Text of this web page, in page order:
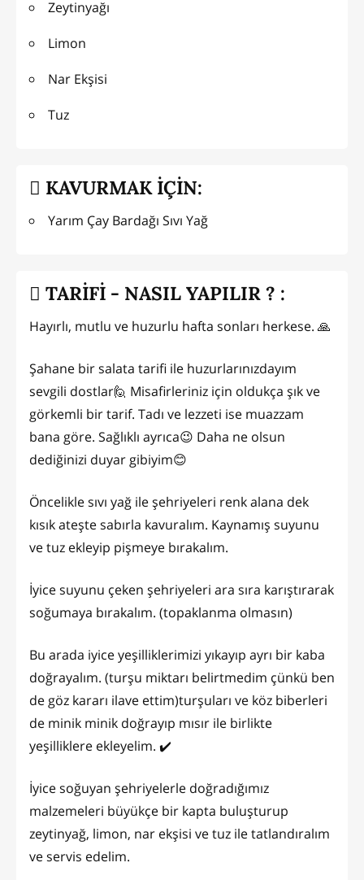
Zeytinyağı
Limon
Nar Ekşisi
Tuz
KAVURMAK İÇİN:
Yarım Çay Bardağı Sıvı Yağ
TARİFİ - NASIL YAPILIR ? :
Hayırlı, mutlu ve huzurlu hafta sonları herkese. 🙏
Şahane bir salata tarifi ile huzurlarınızdayım
sevgili dostlar🙋 Misafirleriniz için oldukça şık ve
görkemli bir tarif. Tadı ve lezzeti ise muazzam
bana göre. Sağlıklı ayrıca😉 Daha ne olsun
dediğinizi duyar gibiyim😊
Öncelikle sıvı yağ ile şehriyeleri renk alana dek
kısık ateşte sabırla kavuralım. Kaynamış suyunu
ve tuz ekleyip pişmeye bırakalım.
İyice suyunu çeken şehriyeleri ara sıra karıştırarak
soğumaya bırakalım. (topaklanma olmasın)
Bu arada iyice yeşilliklerimizi yıkayıp ayrı bir kaba
doğrayalım. (turşu miktarı belirtmedim çünkü ben
de göz kararı ilave ettim)turşuları ve köz biberleri
de minik minik doğrayıp mısır ile birlikte
yeşilliklere ekleyelim. ✔️
İyice soğuyan şehriyelerle doğradığımız
malzemeleri büyükçe bir kapta buluşturup
zeytinyağ, limon, nar ekşisi ve tuz ile tatlandıralım
ve servis edelim.